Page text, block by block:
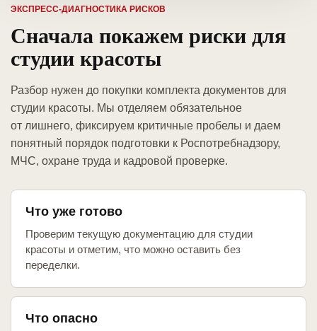
ЭКСПРЕСС-ДИАГНОСТИКА РИСКОВ
Сначала покажем риски для
студии красоты
Разбор нужен до покупки комплекта документов для
студии красоты. Мы отделяем обязательное
от лишнего, фиксируем критичные пробелы и даем
понятный порядок подготовки к Роспотребнадзору,
МЧС, охране труда и кадровой проверке.
Что уже готово
Проверим текущую документацию для студии
красоты и отметим, что можно оставить без
переделки.
Что опасно